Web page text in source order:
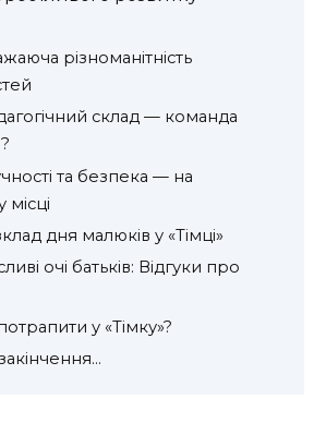
різноманітність
склад — команда
та безпека — на
дня малюків у «Тімці»
очі батьків: Відгуки про
у «Тімку»?